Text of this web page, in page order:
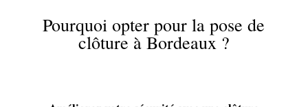
Pourquoi opter pour la pose de
clôture à Bordeaux ?